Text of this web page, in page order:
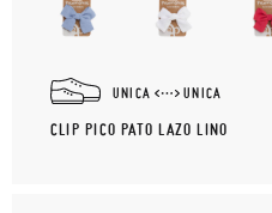
UNICA UNICA
CLIP PICO PATO LAZO LINO